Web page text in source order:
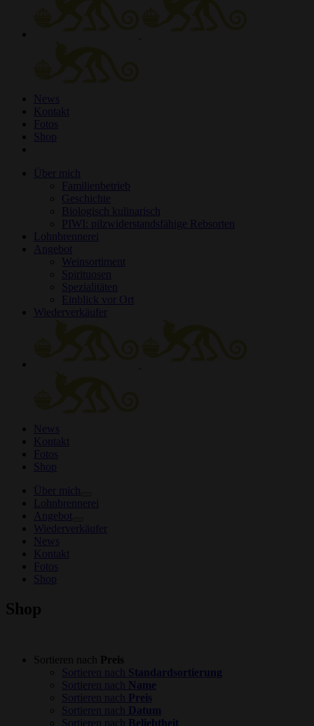
News
Kontakt
Fotos
Shop
Über mich
Familienbetrieb
Geschichte
Biologisch kulinarisch
PIWI: pilzwiderstandsfähige Rebsorten
Lohnbrennerei
Angebot
Weinsortiment
Spirituosen
Spezialitäten
Einblick vor Ort
Wiederverkäufer
News
Kontakt
Fotos
Shop
Über mich
Lohnbrennerei
Angebot
Wiederverkäufer
News
Kontakt
Fotos
Shop
Shop
Sortieren nach
Preis
Sortieren nach Standardsortierung
Sortieren nach
Name
Sortieren nach
Preis
Sortieren nach
Datum
Sortieren nach
Beliebtheit